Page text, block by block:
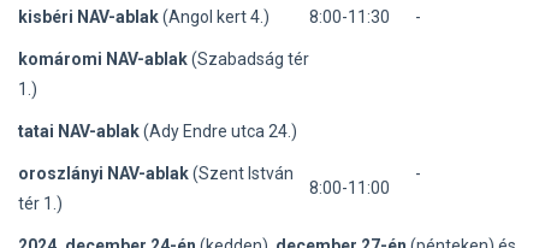
kisbéri NAV-ablak(Angol kert 4.) 8:00-11:30 -
komáromi NAV-ablak(Szabadság tér
1.)
tatai NAV-ablak(Ady Endre utca 24.)
oroszlányi NAV-ablak(Szent István
tér 1.)
8:00-11:00
-